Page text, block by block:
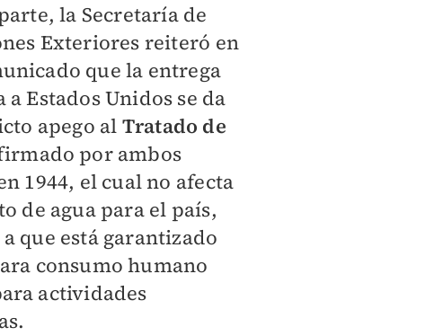
la Secretaría de
Exteriores reiteró en
que la entrega
a Estados Unidos se da
apego al Tratado de
por ambos
1944, el cual no afecta
de agua para el país,
que está garantizado
consumo humano
actividades